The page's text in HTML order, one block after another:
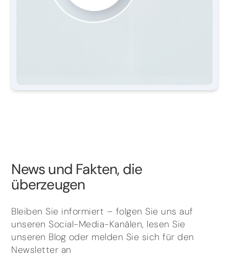
News und Fakten, die
überzeugen
Bleiben Sie informiert – folgen Sie uns auf
unseren Social-Media-Kanälen, lesen Sie
unseren Blog oder melden Sie sich für den
Newsletter an